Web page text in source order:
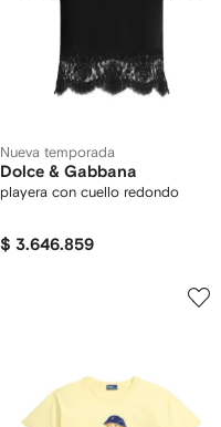
Nueva temporada
Dolce & Gabbana
playera con cuello redondo
$ 3.646.859